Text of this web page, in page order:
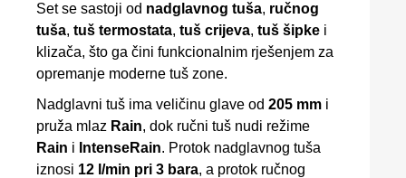
Set se sastoji od nadglavnog tuša, ručnog
tuša, tuš termostata, tuš crijeva, tuš šipke i
klizača, što ga čini funkcionalnim rješenjem za
opremanje moderne tuš zone.
Nadglavni tuš ima veličinu glave od 205 mm i
pruža mlaz Rain, dok ručni tuš nudi režime
Rain i IntenseRain. Protok nadglavnog tuša
iznosi 12 l/min pri 3 bara, a protok ručnog